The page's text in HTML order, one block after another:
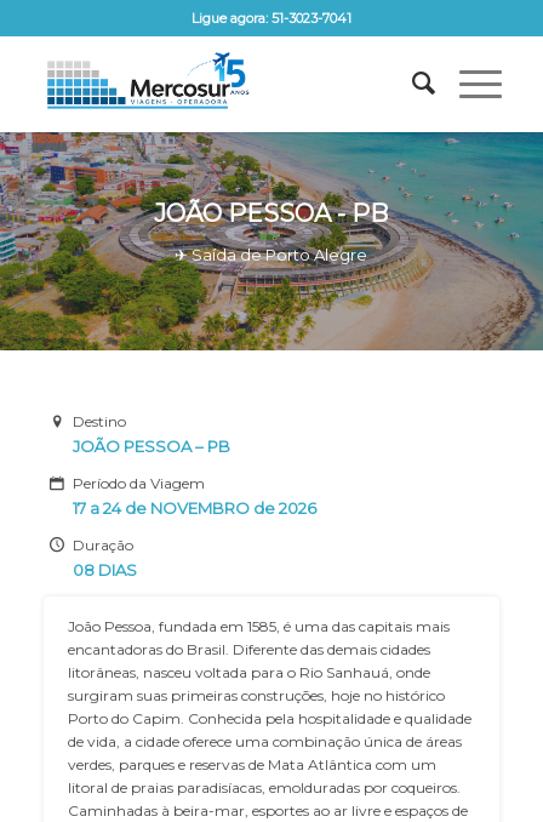
Ligue agora: 51-3023-7041
JOÃO PESSOA - PB
✈ Saída de Porto Alegre
Destino
JOÃO PESSOA – PB
Período da Viagem
17 a 24 de NOVEMBRO de 2026
Duração
08 DIAS
João Pessoa, fundada em 1585, é uma das capitais mais
encantadoras do Brasil. Diferente das demais cidades
litorâneas, nasceu voltada para o Rio Sanhauá, onde
surgiram suas primeiras construções, hoje no histórico
Porto do Capim. Conhecida pela hospitalidade e qualidade
de vida, a cidade oferece uma combinação única de áreas
verdes, parques e reservas de Mata Atlântica com um
litoral de praias paradisíacas, emolduradas por coqueiros.
Caminhadas à beira-mar, esportes ao ar livre e espaços de